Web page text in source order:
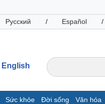
Русский / Español /
English
Sức khỏe Đời sống Văn hóa